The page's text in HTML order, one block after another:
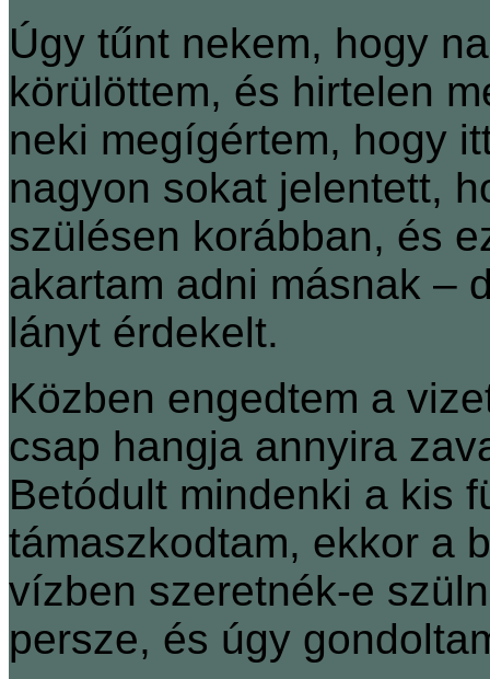
Úgy tűnt nekem, hogy
körülöttem, és hirtelen
neki megígértem, hogy
nagyon sokat jelentett,
szülésen korábban, és
akartam adni másnak –
lányt érdekelt.
Közben engedtem a
csap hangja annyira
Betódult mindenki a kis
támaszkodtam, ekkor a
vízben szeretnék-e
persze, és úgy